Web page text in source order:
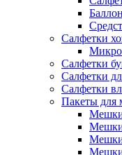
Салфетки
Салфетки
Салфетки
Салфетки
Пакеты для
Мешки
Мешки
Мешки
Мешки